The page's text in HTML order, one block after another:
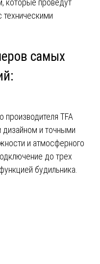
которые проведут
техническими
самых
производителя TFA
дизайном и точными
и атмосферного
до трех
будильника.